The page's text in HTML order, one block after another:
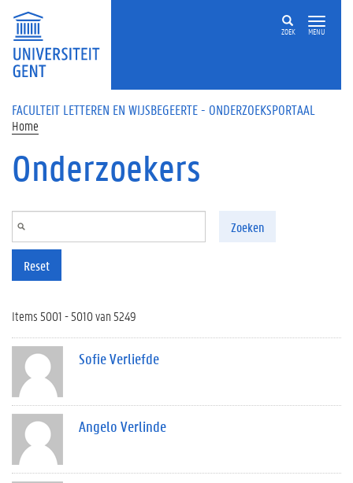
Overslaan en naar de inhoud gaan
ZOEK MENU
FACULTEIT LETTEREN EN WIJSBEGEERTE - ONDERZOEKSPORTAAL
Home
Onderzoekers
Zoeken
Reset
Items 5001 - 5010 van 5249
Sofie Verliefde
Angelo Verlinde